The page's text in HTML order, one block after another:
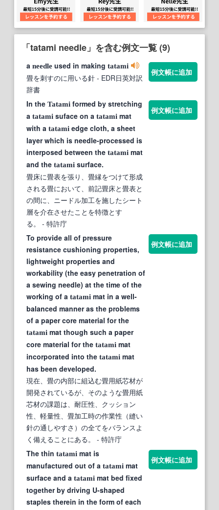
「tatami needle」を含む例文一覧 (9)
a needle used in making tatami
畳を刺すのに用いる針 - EDR日英対訳
辞書
例文帳に追加
In the Tatami formed by stretching
a tatami suface on a tatami mat
with a tatami edge cloth, a sheet
layer which is needle-processed is
interposed between the tatami mat
and the tatami surface.
畳床に畳表を張り、畳縁をつけて形成
される畳において、前記畳床と畳表と
の間に、ニードル加工を施したシート
層を介在させたことを特徴とす
る。
- 特許庁
例文帳に追加
To provide all of pressure
resistance cushioning properties,
lightweight properties and
workability (the easy penetration of
a sewing needle) at the time of the
working of a tatami mat in a well-
balanced manner as the problems
of a paper core material for the
tatami mat though such a paper
core material for the tatami mat
incorporated into the tatami mat
has been developed.
現在、畳の内部に組込む畳用紙芯材が
開発されているが、そのような畳用紙
芯材の課題は、耐圧性、クッション
性、軽量性、畳加工時の作業性（縫い
針の通しやすさ）の全てをバランスよ
く備えることにある。
- 特許庁
例文帳に追加
The thin tatami mat is
manufactured out of a tatami mat
surface and a tatami mat bed fixed
together by driving U-shaped
staples therein in the form of each
例文帳に追加